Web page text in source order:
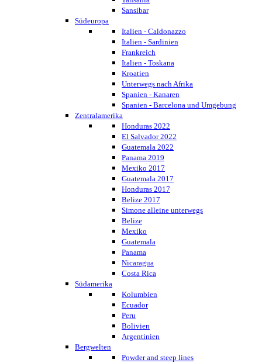
Sansibar
Südeuropa
Italien - Caldonazzo
Italien - Sardinien
Frankreich
Italien - Toskana
Kroatien
Unterwegs nach Afrika
Spanien - Kanaren
Spanien - Barcelona und Umgebung
Zentralamerika
Honduras 2022
El Salvador 2022
Guatemala 2022
Panama 2019
Mexiko 2017
Guatemala 2017
Honduras 2017
Belize 2017
Simone alleine unterwegs
Belize
Mexiko
Guatemala
Panama
Nicaragua
Costa Rica
Südamerika
Kolumbien
Ecuador
Peru
Bolivien
Argentinien
Bergwelten
Powder and steep lines